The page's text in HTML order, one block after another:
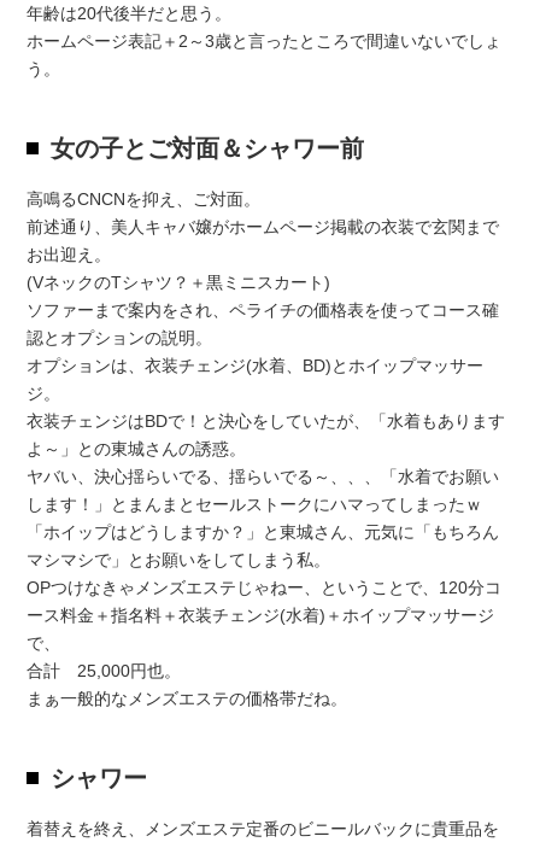
年齢は20代後半だと思う。
ホームページ表記＋2～3歳と言ったところで間違いないでしょ
う。
女の子とご対面＆シャワー前
高鳴るCNCNを抑え、ご対面。
前述通り、美人キャバ嬢がホームページ掲載の衣装で玄関まで
お出迎え。
(VネックのTシャツ？＋黒ミニスカート)
ソファーまで案内をされ、ペライチの価格表を使ってコース確
認とオプションの説明。
オプションは、衣装チェンジ(水着、BD)とホイップマッサー
ジ。
衣装チェンジはBDで！と決心をしていたが、「水着もあります
よ～」との東城さんの誘惑。
ヤバい、決心揺らいでる、揺らいでる～、、、「水着でお願い
します！」とまんまとセールストークにハマってしまったｗ
「ホイップはどうしますか？」と東城さん、元気に「もちろん
マシマシで」とお願いをしてしまう私。
OPつけなきゃメンズエステじゃねー、ということで、120分コ
ース料金＋指名料＋衣装チェンジ(水着)＋ホイップマッサージ
で、
合計 25,000円也。
まぁ一般的なメンズエステの価格帯だね。
シャワー
着替えを終え、メンズエステ定番のビニールバックに貴重品を